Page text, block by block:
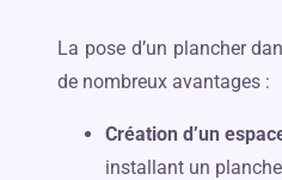
La pose d’un plancher
de nombreux avantages :
Création d’un
installant un